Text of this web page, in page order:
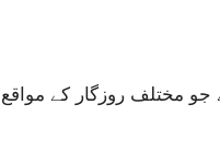
جو مختلف روزگار کے